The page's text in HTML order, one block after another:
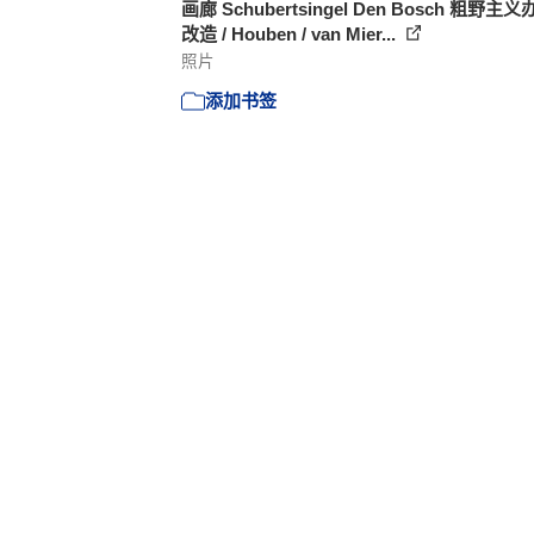
画廊 Schubertsingel Den Bosch 粗野主义
改造 / Houben / van Mier...
照片
添加书签